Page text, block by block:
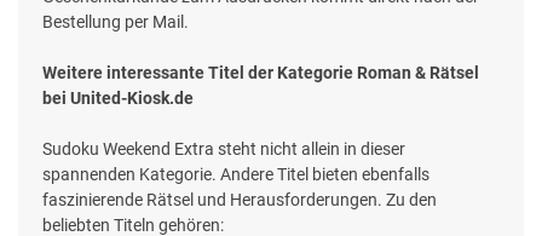
Bestellung per Mail.
Weitere interessante Titel der Kategorie Roman & Rätsel
bei United-Kiosk.de
Sudoku Weekend Extra steht nicht allein in dieser
spannenden Kategorie. Andere Titel bieten ebenfalls
faszinierende Rätsel und Herausforderungen. Zu den
beliebten Titeln gehören: